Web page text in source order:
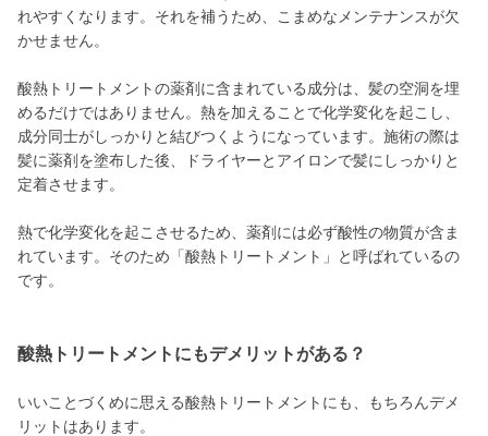
れやすくなります。それを補うため、こまめなメンテナンスが欠
かせません。
酸熱トリートメントの薬剤に含まれている成分は、髪の空洞を埋
めるだけではありません。熱を加えることで化学変化を起こし、
成分同士がしっかりと結びつくようになっています。施術の際は
髪に薬剤を塗布した後、ドライヤーとアイロンで髪にしっかりと
定着させます。
熱で化学変化を起こさせるため、薬剤には必ず酸性の物質が含ま
れています。そのため「酸熱トリートメント」と呼ばれているの
です。
酸熱トリートメントにもデメリットがある？
いいことづくめに思える酸熱トリートメントにも、もちろんデメ
リットはあります。